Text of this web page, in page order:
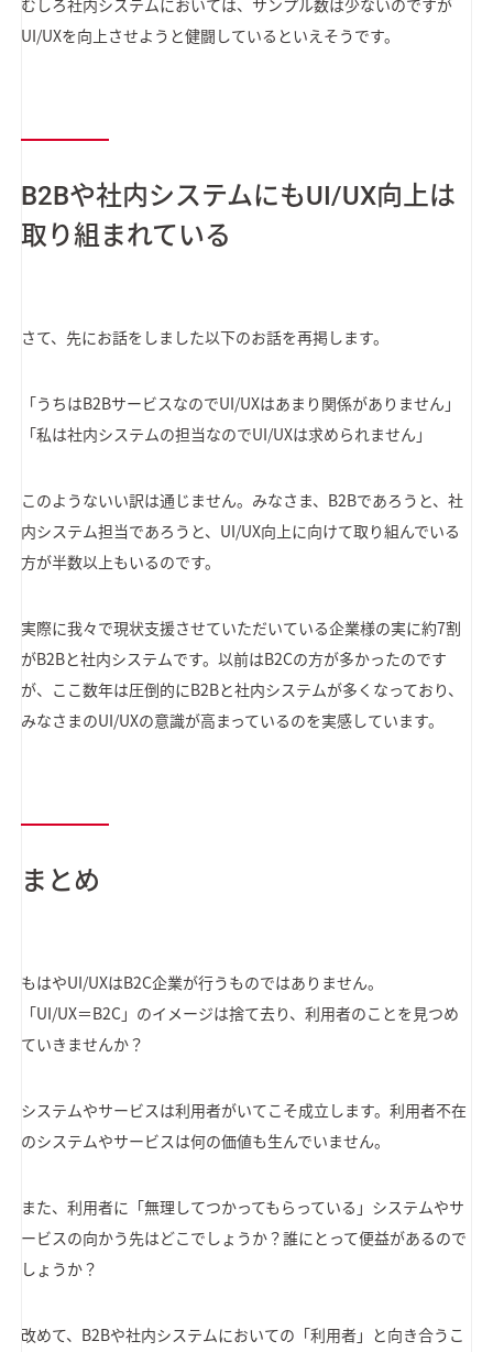
UI/UXを向上させようと健闘しているといえそうです。
B2Bや社内システムにもUI/UX向上は
取り組まれている
さて、先にお話をしました以下のお話を再掲します。
「うちはB2BサービスなのでUI/UXはあまり関係がありません」
「私は社内システムの担当なのでUI/UXは求められません」
このようないい訳は通じません。みなさま、B2Bであろうと、社
内システム担当であろうと、UI/UX向上に向けて取り組んでいる
方が半数以上もいるのです。
実際に我々で現状支援させていただいている企業様の実に約7割
がB2Bと社内システムです。以前はB2Cの方が多かったのです
が、ここ数年は圧倒的にB2Bと社内システムが多くなっており、
みなさまのUI/UXの意識が高まっているのを実感しています。
まとめ
もはやUI/UXはB2C企業が行うものではありません。
「UI/UX＝B2C」のイメージは捨て去り、利用者のことを見つめ
ていきませんか？
システムやサービスは利用者がいてこそ成立します。利用者不在
のシステムやサービスは何の価値も生んでいません。
また、利用者に「無理してつかってもらっている」システムやサ
ービスの向かう先はどこでしょうか？誰にとって便益があるので
しょうか？
改めて、B2Bや社内システムにおいての「利用者」と向き合うこ